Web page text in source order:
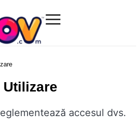
Gohov.com
≡
Utilizare
accesul dvs.